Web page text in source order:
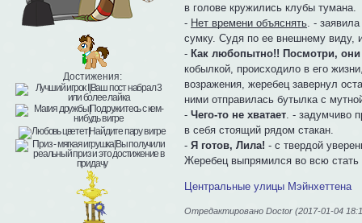
Достижения:
в голове кружились клубы тумана.
- Нет времени объяснять . -
сумку. Судя по ее внешнему виду,
- Как любопытно!! Посмотри,
кобылкой, происходило в его
возражения, жеребец завернул
ними отправилась бутылка с
-Чего-то не хватает . - задумчиво
в себя стоящий рядом стакан.
-Я готов, Лила! - с твердой
Жеребец выпрямился во всю
Центральные улицы Мэйнхеттена
Отредактировано Doctor (2017-01-04